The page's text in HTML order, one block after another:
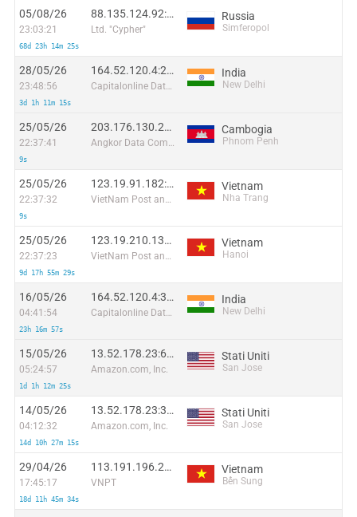
05/08/26
23:03:21
68d 23h 14m 25s
88.135.124.92:22428
Ltd. "Cypher"
Russia
Simferopol
28/05/26
23:48:56
3d 1h 11m 15s
164.52.120.4:25649
Capitalonline Data Service (HK) Co
India
New Delhi
25/05/26
22:37:41
9s
203.176.130.202:45190
Angkor Data Communication
Cambogia
Phnom Penh
25/05/26
22:37:32
9s
123.19.91.182:59364
VietNam Post and Telecom Corporation
Vietnam
Nha Trang
25/05/26
22:37:23
9d 17h 55m 29s
123.19.210.130:48816
VietNam Post and Telecom Corporation
Vietnam
Hanoi
16/05/26
04:41:54
23h 16m 57s
164.52.120.4:3132
Capitalonline Data Service (HK) Co
India
New Delhi
15/05/26
05:24:57
1d 1h 12m 25s
13.52.178.23:60542
Amazon.com, Inc.
Stati Uniti
San Jose
14/05/26
04:12:32
14d 10h 27m 15s
13.52.178.23:38744
Amazon.com, Inc.
Stati Uniti
San Jose
29/04/26
17:45:17
18d 11h 45m 34s
113.191.196.236
VNPT
Vietnam
Bến Sung